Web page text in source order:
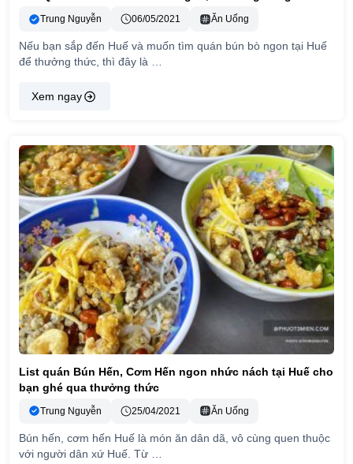
Trung Nguyễn 06/05/2021 Ăn Uống
Nếu bạn sắp đến Huế và muốn tìm quán bún bò ngon tại Huế
để thưởng thức, thì đây là …
Xem ngay
List quán Bún Hến, Cơm Hến ngon nhức nách tại Huế cho
bạn ghé qua thưởng thức
Trung Nguyễn 25/04/2021 Ăn Uống
Bún hến, cơm hến Huế là món ăn dân dã, vô cùng quen thuộc
với người dân xứ Huế. Từ …